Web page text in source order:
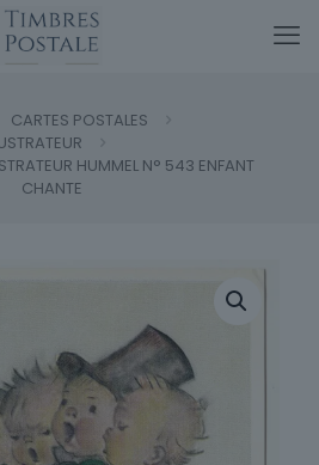
CARTES POSTALES
HUMMEL N° 543 ENFANT
CHANTE